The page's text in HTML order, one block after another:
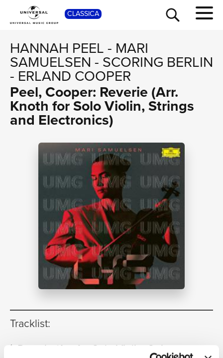
CLASSICA
HANNAH PEEL- MARI
SAMUELSEN - SCORING BERLIN
- ERLAND COOPER
Peel, Cooper: Reverie (Arr.
Knoth for Solo Violin, Strings
and Electronics)
Tracklist:
1
Reverie (Arr. for Solo Violin, Strings
SHOP
TOUR
NEWS
RICERCA